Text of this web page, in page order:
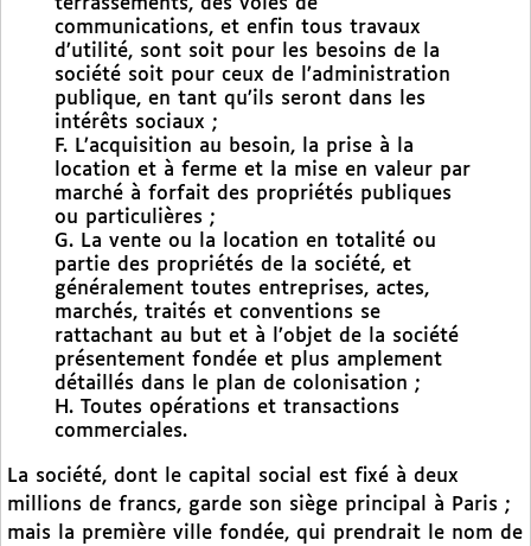
terrassements, des voies de
communications, et enfin tous travaux
d’utilité, sont soit pour les besoins de la
société soit pour ceux de l’administration
publique, en tant qu’ils seront dans les
intérêts sociaux ;
F. L’acquisition au besoin, la prise à la
location et à ferme et la mise en valeur par
marché à forfait des propriétés publiques
ou particulières ;
G. La vente ou la location en totalité ou
partie des propriétés de la société, et
généralement toutes entreprises, actes,
marchés, traités et conventions se
rattachant au but et à l’objet de la société
présentement fondée et plus amplement
détaillés dans le plan de colonisation ;
H. Toutes opérations et transactions
commerciales.
La société, dont le capital social est fixé à deux
millions de francs, garde son siège principal à Paris ;
mais la première ville fondée, qui prendrait le nom de